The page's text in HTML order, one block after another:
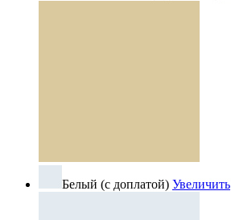
Белый (с доплатой) Увеличить